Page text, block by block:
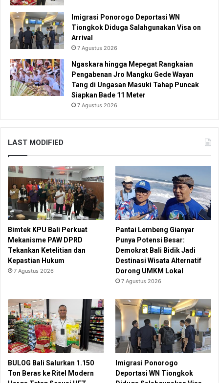
Imigrasi Ponorogo Deportasi WN
Tiongkok Diduga Salahgunakan Visa on
Arrival
7 Agustus 2026
Ngaskara hingga Mepegat Rangkaian
Pengabenan Jro Mangku Gede Wayan
Tang di Ungasan Masuki Tahap Puncak
Siapkan Bade 11 Meter
7 Agustus 2026
LAST MODIFIED
Bimtek KPU Bali Perkuat
Mekanisme PAW DPRD
Tekankan Ketelitian dan
Kepastian Hukum
7 Agustus 2026
Pantai Lembeng Gianyar
Punya Potensi Besar:
Demokrat Bali Bidik Jadi
Destinasi Wisata Alternatif
Dorong UMKM Lokal
7 Agustus 2026
BULOG Bali Salurkan 1.150
Ton Beras ke Ritel Modern
Imigrasi Ponorogo
Deportasi WN Tiongkok